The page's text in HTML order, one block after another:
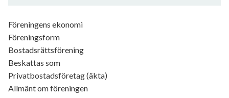
Föreningens ekonomi
Föreningsform
Bostadsrättsförening
Beskattas som
Privatbostadsföretag (äkta)
Allmänt om föreningen